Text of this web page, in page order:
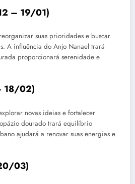
– 19/01)
suas prioridades e buscar
A influência do Anjo Nanael trará
proporcionará serenidade e
18/02)
novas ideias e fortalecer
dourado trará equilíbrio
ajudará a renovar suas energias e
03)